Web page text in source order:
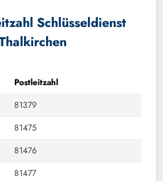
Schlüsseldienst
Postleitzahl
81379
81475
81476
81477